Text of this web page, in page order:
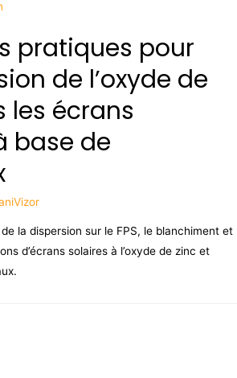
pratiques pour
de l’oxyde de
les écrans
base de
la dispersion sur le FPS, le blanchiment et
d’écrans solaires à l’oxyde de zinc et